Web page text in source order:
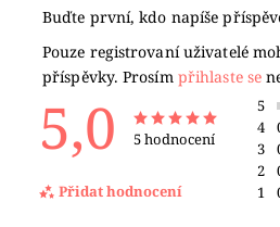
Buďte první, kdo napíše
Pouze registrovaní uživatelé
příspěvky. Prosím přihlaste se
5,0 5 hodnocení
Přidat hodnocení
5
4
3
2
1